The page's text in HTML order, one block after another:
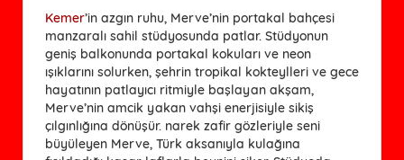
Kemer’in azgın ruhu, Merve’nin portakal bahçesi
manzaralı sahil stüdyosunda patlar. Stüdyonun
geniş balkonunda portakal kokuları ve neon
ışıklarını solurken, şehrin tropikal kokteylleri ve gece
hayatının patlayıcı ritmiyle başlayan akşam,
Merve’nin amcik yakan vahşi enerjisiyle sikiş
çılgınlığına dönüşür. narek zafir gözleriyle seni
büyüleyen Merve, Türk aksanıyla kulağına